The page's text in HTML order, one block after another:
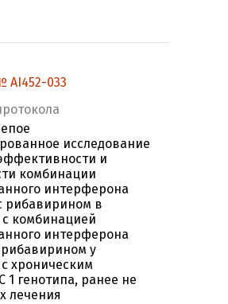
AI452-033
исследование
и
комбинации
интерферона
рибавирином в
комбинацией
интерферона
у
хроническим
1 генотипа, ранее не
лечения